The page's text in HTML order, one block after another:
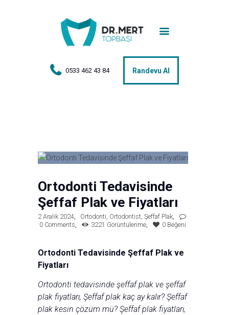
0533 462 43 84 Randevu Al
Anasayfa
Tedaviler
Hakkımda
İletişim
Ortodonti Tedavisinde
Şeffaf Plak ve Fiyatları
2 Aralık 2024 Ortodonti, Ortodontist,Şeffaf Plak
0 Comments 3221 Görüntülenme 0 Beğeni
Ortodonti Tedavisinde Şeffaf Plak ve
Fiyatları
Ortodonti tedavisinde şeffaf plak ve şeffaf
plak fiyatları, Şeffaf plak kaç ay kalır? Şeffaf
plak kesin çözüm mü? Şeffaf plak fiyatları,